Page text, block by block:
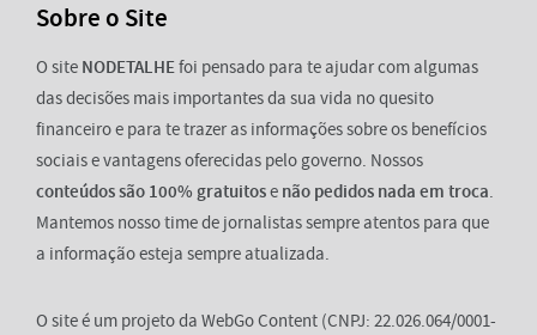
Sobre o Site
O site NODETALHEfoi pensado para te ajudar com algumas
das decisões mais importantes da sua vida no quesito
financeiro e para te trazer as informações sobre os benefícios
sociais e vantagens oferecidas pelo governo. Nossos
conteúdos são 100% gratuitose não pedidos nada em troca.
Mantemos nosso time de jornalistas sempre atentos para que
a informação esteja sempre atualizada.
O site é um projeto da WebGo Content (CNPJ: 22.026.064/0001-